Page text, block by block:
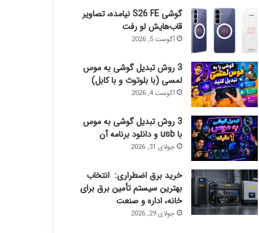
گوشی S26 FE نیامده، تصاویر
قاب‌هایش لو رفت
آگوست 5, 2026
3 روش تبدیل گوشی به موس
لمسی (با بلوتوث و با کابل)
آگوست 4, 2026
3 روش تبدیل گوشی به موس
با usb و دانلود برنامه آن
جولای 31, 2026
خرید برق اضطراری: انتخاب
بهترین سیستم تأمین برق برای
خانه، اداره و صنعت
جولای 29, 2026